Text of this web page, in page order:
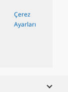
Çerez
Ayarları